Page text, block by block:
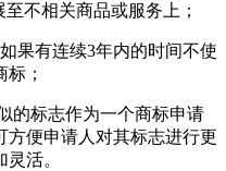
不相关商品或服务上；
果有连续3年内的时间不使
；
的标志作为一个商标申请
方便申请人对其标志进行更
活。